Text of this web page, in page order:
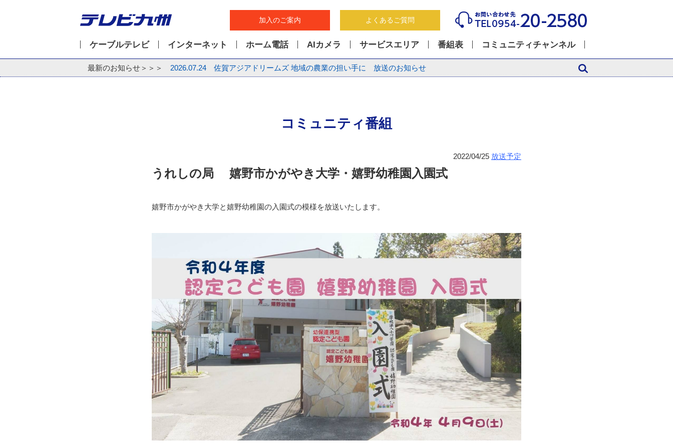
加入のご案内 よくあるご質問
ケーブルテレビ インターネット ホーム電話 AIカメラ サービスエリア 番組表 コミュニティチャンネル
最新のお知らせ＞＞＞ 2026.07.24 佐賀アジアドリームズ 地域の農業の担い手に 放送のお知らせ
コミュニティ番組
2022/04/25 放送予定
うれしの局 嬉野市かがやき大学・ 嬉野幼稚園入園式
嬉野市かがやき大学と嬉野幼稚園の入園式の模様を放送いたします。